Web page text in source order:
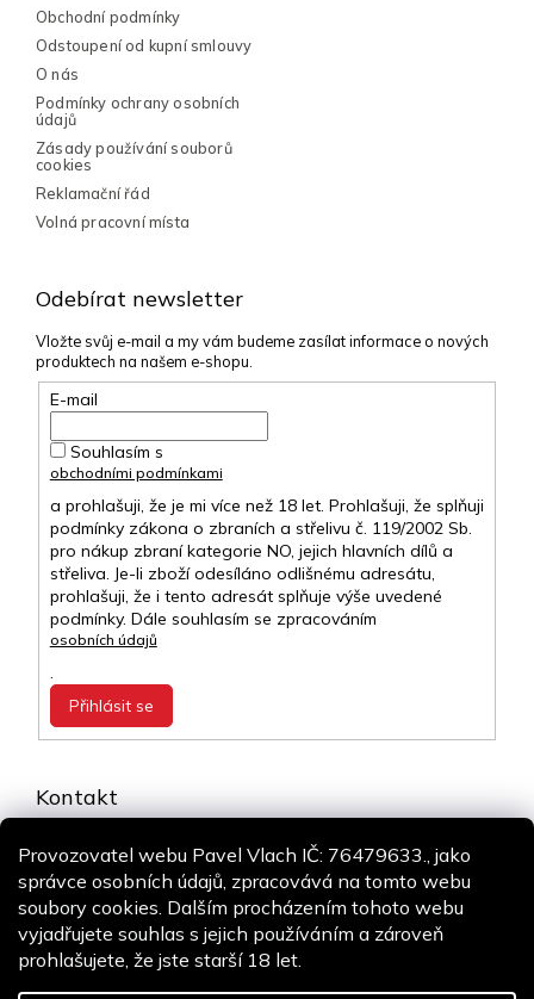
Provozovatel webu Pavel Vlach IČ: 76479633., jako
správce osobních údajů, zpracovává na tomto webu
soubory cookies. Dalším procházením tohoto webu
vyjadřujete souhlas s jejich používáním a zároveň
prohlašujete, že jste starší 18 let.
Odebírat newsletter
Vložte svůj e-mail a my vám budeme zasílat informace o nových
produktech na našem e-shopu.
E-mail
Souhlasím s
obchodními podmínkami
a prohlašuji, že je mi více než 18 let. Prohlašuji, že splňuji
podmínky zákona o zbraních a střelivu č. 119/2002 Sb.
pro nákup zbraní kategorie NO, jejich hlavních dílů a
střeliva. Je-li zboží odesíláno odlišnému adresátu,
prohlašuji, že i tento adresát splňuje výše uvedené
podmínky. Dále souhlasím se zpracováním
osobních údajů
.
Přihlásit se
Kontakt
+420 775 106 530
Staň se fanouškem
Obchodní podmínky
Odstoupení od kupní smlouvy
O nás
Podmínky ochrany osobních
údajů
Zásady používání souborů
cookies
Reklamační řád
Volná pracovní místa